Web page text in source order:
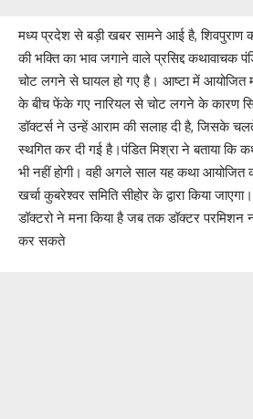
मध्य प्रदेश से बड़ी खबर सामने आई है, शिवपुराण
की भक्ति का भाव जगाने वाले प्रसिद्द कथावाचक
चोट लगने से घायल हो गए है। आष्टा में आयोजित
के बीच फेंके गए नारियल से चोट लगने के कारण
डॉक्टर्स ने उन्हें आराम की सलाह दी है, जिसके
स्थगित कर दी गई है।पंडित मिश्रा ने बताया
भी नहीं होगी। वही अगले साल यह कथा आयोजित
खर्चा कुबरेश्वर समिति सीहोर के द्वारा किया
डॉक्टरो ने मना किया है जब तक डॉक्टर
कर सकते